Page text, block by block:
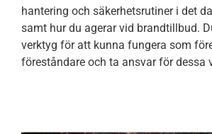
hantering och säkerhetsrutiner i det
samt hur du agerar vid brandtillbud.
verktyg för att kunna fungera som
föreståndare och ta ansvar för dessa